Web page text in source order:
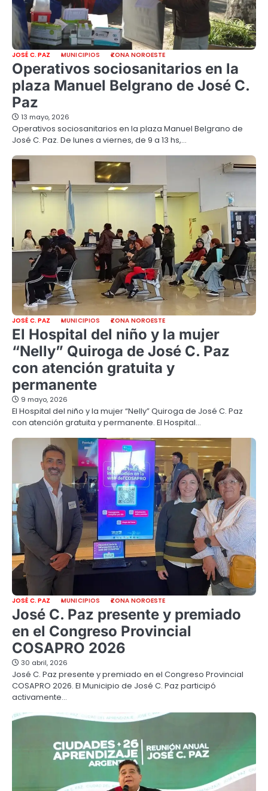
JOSÉ C. PAZ MUNICIPIOS ZONA NOROESTE
Operativos sociosanitarios en la
plaza Manuel Belgrano de José C.
Paz
13 mayo, 2026
Operativos sociosanitarios en la plaza Manuel Belgrano de
José C. Paz. De lunes a viernes, de 9 a 13 hs,…
JOSÉ C. PAZ MUNICIPIOS ZONA NOROESTE
El Hospital del niño y la mujer
“Nelly” Quiroga de José C. Paz
con atención gratuita y
permanente
9 mayo, 2026
El Hospital del niño y la mujer “Nelly” Quiroga de José C. Paz
con atención gratuita y permanente. El Hospital…
JOSÉ C. PAZ MUNICIPIOS ZONA NOROESTE
José C. Paz presente y premiado
en el Congreso Provincial
COSAPRO 2026
30 abril, 2026
José C. Paz presente y premiado en el Congreso Provincial
COSAPRO 2026. El Municipio de José C. Paz participó
activamente…